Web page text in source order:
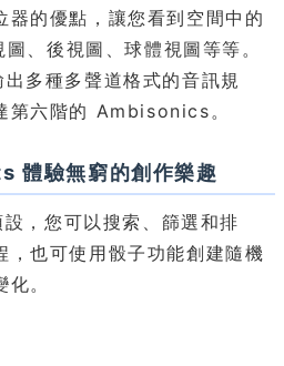
器的優點，讓您看到空間中的
、後視圖、球體視圖等等。
多種多聲道格式的音訊規
第六階的 Ambisonics。
驗無窮的創作樂趣
，您可以搜索、篩選和排
，也可使用骰子功能創建隨機
。